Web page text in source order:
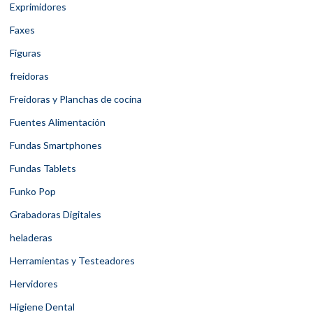
Exprimidores
Faxes
Figuras
freidoras
Freidoras y Planchas de cocina
Fuentes Alimentación
Fundas Smartphones
Fundas Tablets
Funko Pop
Grabadoras Digitales
heladeras
Herramientas y Testeadores
Hervidores
Higiene Dental